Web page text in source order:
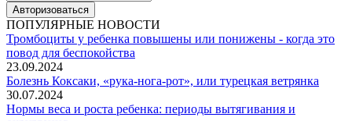
Авторизоваться
ПОПУЛЯРНЫЕ НОВОСТИ
Тромбоциты у ребенка повышены или понижены - когда это
повод для беспокойства
23.09.2024
Болезнь Коксаки, «рука-нога-рот», или турецкая ветрянка
30.07.2024
Нормы веса и роста ребенка: периоды вытягивания и